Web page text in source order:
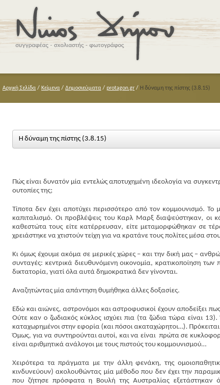
Αρχική Σελίδα / Κείμενα / Δημοσιεύματα / protagon.gr / Η δύναμη της πίστης (3.8.15)
Η δύναμη της πίστης (3.8.15)
Πώς είναι δυνατόν μία εντελώς αποτυχημένη ιδεολογία να
ουτοπίες της;
Τίποτα δεν έχει αποτύχει περισσότερο από τον κομμουνισμό.
καπιταλισμό. Οι προβλέψεις του Καρλ Μαρξ διαψεύστηκαν, οι
καθεστώτα τους είτε κατέρρευσαν, είτε μεταμορφώθηκαν σε
χρειάστηκε να χτιστούν τείχη για να κρατάνε τους πολίτες μέσα
Κι όμως έχουμε ακόμα σε μερικές χώρες – και την δική μας –
συνταγές: κεντρικά διευθυνόμενη οικονομία, κρατικοποίηση
δικτατορία, γιατί όλα αυτά δημοκρατικά δεν γίνονται.
Αναζητώντας μία απάντηση θυμήθηκα άλλες δοξασίες.
Εδώ και αιώνες, αστρονόμοι και αστροφυσικοί έχουν αποδείξει
Ούτε καν ο ζωδιακός κύκλος ισχύει πια (τα ζώδια τώρα είναι
καταχωρημένοι στην εφορία (και πόσοι ακαταχώρητοι…).
Όμως, για να συντηρούνται αυτοί, και να είναι πρώτα σε
είναι αριθμητικά ανάλογοι με τους πιστούς του κομμουνισμού…
Χειρότερα τα πράγματα με την άλλη φενάκη, της
κινδυνεύουν) ακολουθώντας μία μέθοδο που δεν έχει την
που ζήτησε πρόσφατα η Βουλή της Αυστραλίας εξετάστηκαν